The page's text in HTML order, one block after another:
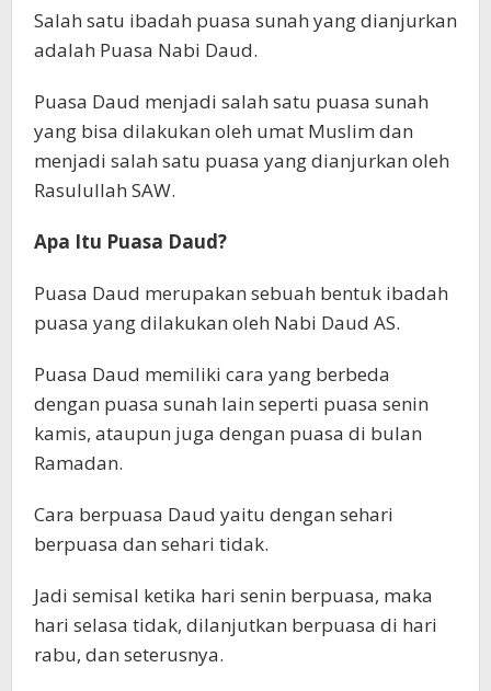
Salah satu ibadah puasa sunah yang dianjurkan
adalah Puasa Nabi Daud.
Puasa Daud menjadi salah satu puasa sunah
yang bisa dilakukan oleh umat Muslim dan
menjadi salah satu puasa yang dianjurkan oleh
Rasulullah SAW.
Apa Itu Puasa Daud?
Puasa Daud merupakan sebuah bentuk ibadah
puasa yang dilakukan oleh Nabi Daud AS.
Puasa Daud memiliki cara yang berbeda
dengan puasa sunah lain seperti puasa senin
kamis, ataupun juga dengan puasa di bulan
Ramadan.
Cara berpuasa Daud yaitu dengan sehari
berpuasa dan sehari tidak.
Jadi semisal ketika hari senin berpuasa, maka
hari selasa tidak, dilanjutkan berpuasa di hari
rabu, dan seterusnya.